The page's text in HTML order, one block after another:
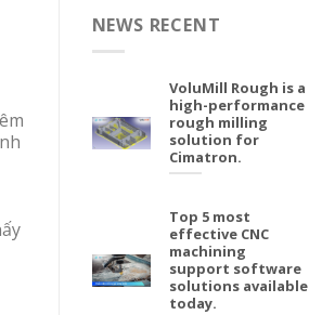
NEWS RECENT
VoluMill Rough is a
high-performance
rough milling
solution for
Cimatron.
Top 5 most
effective CNC
machining
support software
solutions available
today.